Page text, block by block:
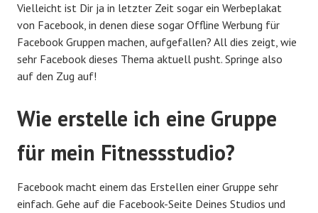
Vielleicht ist Dir ja in letzter Zeit sogar ein Werbeplakat
von Facebook, in denen diese sogar Offline Werbung für
Facebook Gruppen machen, aufgefallen? All dies zeigt, wie
sehr Facebook dieses Thema aktuell pusht. Springe also
auf den Zug auf!
Wie erstelle ich eine Gruppe
für mein Fitnessstudio?
Facebook macht einem das Erstellen einer Gruppe sehr
einfach. Gehe auf die Facebook-Seite Deines Studios und